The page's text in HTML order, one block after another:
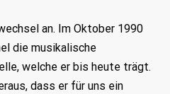
an. Im Oktober 1990
die musikalische
welche er bis heute trägt.
dass er für uns ein